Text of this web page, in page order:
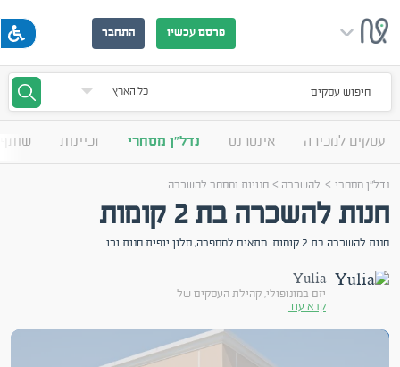
פרסם עכשיו התחבר
חיפוש עסקים
עסקים למכירה אינטרנט נדל"ן מסחרי זכיינות
נדל"ן מסחרי> להשכרה >חנויות ומסחר להשכרה
חנות להשכרה בת 2 קומות
חנות להשכרה בת 2 קומות. מתאים למספרה, סלון יופית חנות וכו.
Yulia
יזם במונופולי, קהילת העסקים של
קרא עוד